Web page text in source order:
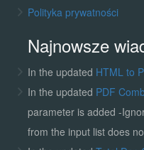
Polityka prywatności
Najnowsze
In the updated HTML to
In the updated PDF
parameter is added -
from the input list does